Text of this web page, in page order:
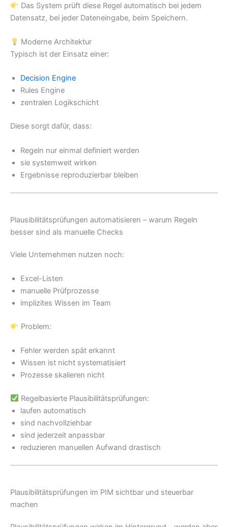
Das System prüft diese Regel automatisch bei jedem
Datensatz, bei jeder Dateneingabe, beim Speichern.
Moderne Architektur
Typisch ist der Einsatz einer:
Decision Engine
Rules Engine
zentralen Logikschicht
Diese sorgt dafür, dass:
Regeln nur einmal definiert werden
sie systemweit wirken
Ergebnisse reproduzierbar bleiben
Plausibilitätsprüfungen automatisieren – warum Regeln
besser sind als manuelle Checks
Viele Unternehmen nutzen noch:
Excel-Listen
manuelle Prüfprozesse
implizites Wissen im Team
Problem:
Fehler werden spät erkannt
Wissen ist nicht systematisiert
Prozesse skalieren nicht
Regelbasierte Plausibilitätsprüfungen:
laufen automatisch
sind nachvollziehbar
sind jederzeit anpassbar
reduzieren manuellen Aufwand drastisch
Plausibilitätsprüfungen im PIM sichtbar und steuerbar
machen